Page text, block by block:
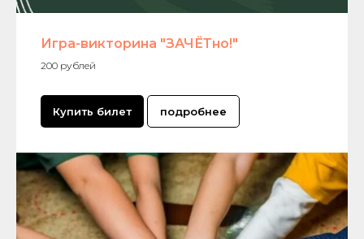
Игра-викторина "ЗАЧЁТно!"
200 рублей
Купить билет подробнее